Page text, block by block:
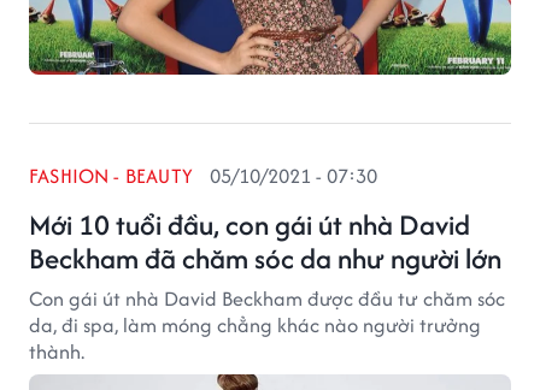
Mới 10 tuổi đầu, con gái út nhà David
Beckham đã chăm sóc da như người lớn
FASHION - BEAUTY 05/10/2021 - 07:30
Con gái út nhà David Beckham được đầu tư chăm sóc
da, đi spa, làm móng chẳng khác nào người trưởng
thành.